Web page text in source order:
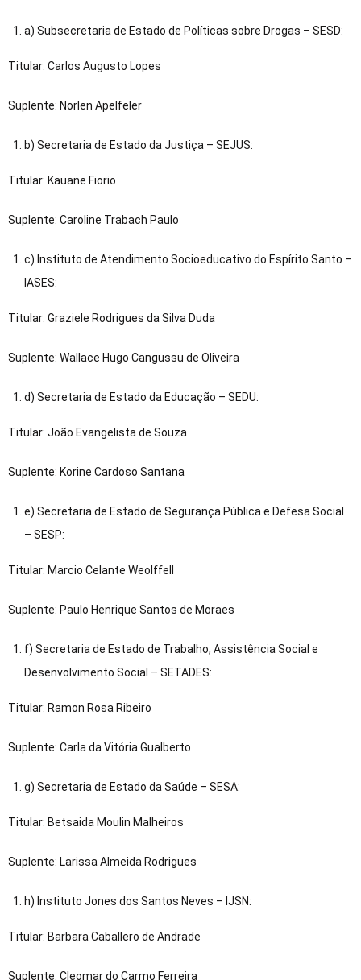
a) Subsecretaria de Estado de Políticas sobre Drogas – SESD:
Titular: Carlos Augusto Lopes
Suplente: Norlen Apelfeler
b) Secretaria de Estado da Justiça – SEJUS:
Titular: Kauane Fiorio
Suplente: Caroline Trabach Paulo
c) Instituto de Atendimento Socioeducativo do Espírito Santo –
IASES:
Titular: Graziele Rodrigues da Silva Duda
Suplente: Wallace Hugo Cangussu de Oliveira
d) Secretaria de Estado da Educação – SEDU:
Titular: João Evangelista de Souza
Suplente: Korine Cardoso Santana
e) Secretaria de Estado de Segurança Pública e Defesa Social
– SESP:
Titular: Marcio Celante Weolffell
Suplente: Paulo Henrique Santos de Moraes
f) Secretaria de Estado de Trabalho, Assistência Social e
Desenvolvimento Social – SETADES:
Titular: Ramon Rosa Ribeiro
Suplente: Carla da Vitória Gualberto
g) Secretaria de Estado da Saúde – SESA:
Titular: Betsaida Moulin Malheiros
Suplente: Larissa Almeida Rodrigues
h) Instituto Jones dos Santos Neves – IJSN:
Titular: Barbara Caballero de Andrade
Suplente: Cleomar do Carmo Ferreira